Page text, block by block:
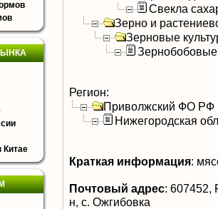
Китае
Свекла
Зерно и
Зерновые
Зернобобовые
Регион:
Приволжский ФО РФ
Нижегородская
Краткая информация:
Почтовый адрес: 607452,
н, с. Ожгибовка